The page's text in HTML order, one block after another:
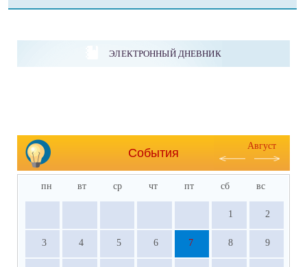
ЭЛЕКТРОННЫЙ ДНЕВНИК
События
Август
пн вт ср чт пт сб вс
1 2
3 4 5 6 7 8 9